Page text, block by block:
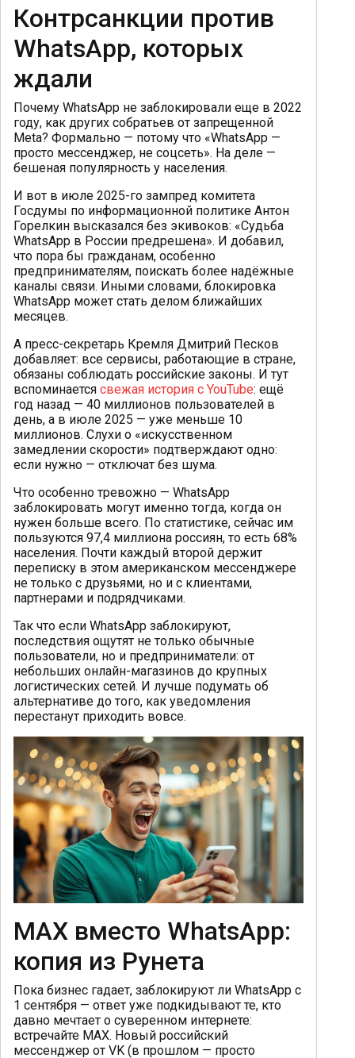
Контрсанкции против
WhatsApp, которых
ждали
Почему WhatsApp не заблокировали еще в 2022
году, как других собратьев от запрещенной
Meta? Формально — потому что «WhatsApp —
просто мессенджер, не соцсеть». На деле —
бешеная популярность у населения.
И вот в июле 2025-го зампред комитета
Госдумы по информационной политике Антон
Горелкин высказался без экивоков: «Судьба
WhatsApp в России предрешена». И добавил,
что пора бы гражданам, особенно
предпринимателям, поискать более надёжные
каналы связи. Иными словами, блокировка
WhatsApp может стать делом ближайших
месяцев.
А пресс-секретарь Кремля Дмитрий Песков
добавляет: все сервисы, работающие в стране,
обязаны соблюдать российские законы. И тут
вспоминается свежая история с YouTube: ещё
год назад — 40 миллионов пользователей в
день, а в июле 2025 — уже меньше 10
миллионов. Слухи о «искусственном
замедлении скорости» подтверждают одно:
если нужно — отключат без шума.
Что особенно тревожно — WhatsApp
заблокировать могут именно тогда, когда он
нужен больше всего. По статистике, сейчас им
пользуются 97,4 миллиона россиян, то есть 68%
населения. Почти каждый второй держит
переписку в этом американском мессенджере
не только с друзьями, но и с клиентами,
партнерами и подрядчиками.
Так что если WhatsApp заблокируют,
последствия ощутят не только обычные
пользователи, но и предприниматели: от
небольших онлайн-магазинов до крупных
логистических сетей. И лучше подумать об
альтернативе до того, как уведомления
перестанут приходить вовсе.
MAX вместо WhatsApp:
копия из Рунета
Пока бизнес гадает, заблокируют ли WhatsApp с
1 сентября — ответ уже подкидывают те, кто
давно мечтает о суверенном интернете:
встречайте MAX. Новый российский
мессенджер от VK (в прошлом — просто